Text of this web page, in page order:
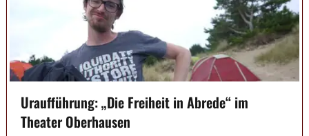
Uraufführung: „Die Freiheit in Abrede“ im
Theater Oberhausen